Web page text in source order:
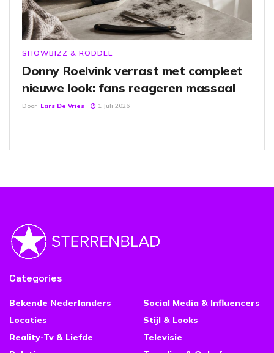
SHOWBIZZ & RODDEL
Donny Roelvink verrast met compleet
nieuwe look: fans reageren massaal
Door Lars De Vries 1 Juli 2026
Categories
Bekende Nederlanders
Locaties
Reality-Tv & Liefde
Social Media & Influencers
Stijl & Looks
Televisie